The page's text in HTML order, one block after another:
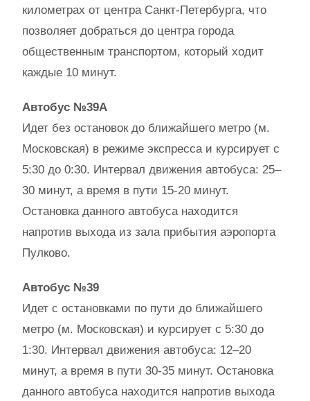
километрах от центра Санкт-Петербурга, что
позволяет добраться до центра города
общественным транспортом, который ходит
каждые 10 минут.
Автобус №39А
Идет без остановок до ближайшего метро (м.
Московская) в режиме экспресса и курсирует с
5:30 до 0:30. Интервал движения автобуса: 25–
30 минут, а время в пути 15-20 минут.
Остановка данного автобуса находится
напротив выхода из зала прибытия аэропорта
Пулково.
Автобус №39
Идет с остановками по пути до ближайшего
метро (м. Московская) и курсирует с 5:30 до
1:30. Интервал движения автобуса: 12–20
минут, а время в пути 30-35 минут. Остановка
данного автобуса находится напротив выхода